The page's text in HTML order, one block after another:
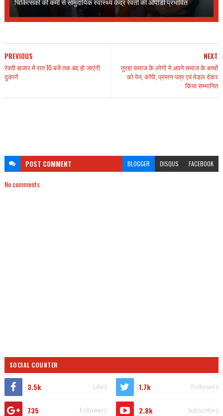
NEXT
तुरहा समाज के लोगों ने अपने समाज के बच्चों
को पेन, कॉपी, प्रमाण पत्र एवं मेडल देकर
किया सम्मानित
PREVIOUS
रेवती बाजार में रात 10 बजें तक बंद हो जाएंगी
दुकानें
POST COMMENT BLOGGER DISQUS FACEBOOK
No comments
SOCIAL COUNTER
3.5k Likes 1.7k Followers
735 Followers 2.8k Subscribes